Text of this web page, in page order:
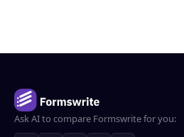
Ask AI to compare Formswrite for you: